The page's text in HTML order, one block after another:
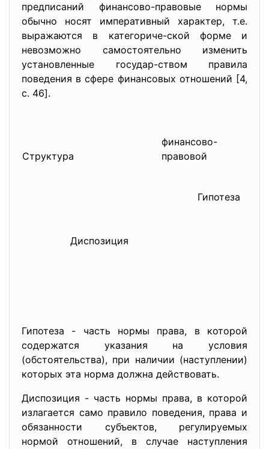
предписаний финансово-правовые нормы
обычно носят императивный характер, т.е.
выражаются в категориче-ской форме и
невозможно самостоятельно изменить
установленные государ-ством правила
поведения в сфере финансовых отношений [4,
c. 46].
Структура
финансово-
правовой
Гипотеза
Диспозиция
Гипотеза - часть нормы права, в которой
содержатся указания на условия
(обстоятельства), при наличии (наступлении)
которых эта норма должна действовать.
Диспозиция - часть нормы права, в которой
излагается само правило поведения, права и
обязанности субъектов, регулируемых
нормой отношений, в случае наступления